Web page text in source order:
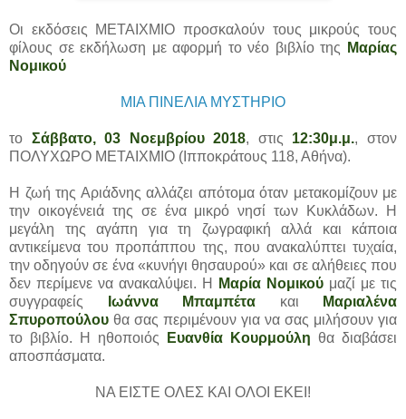
Οι εκδόσεις ΜΕΤΑΙΧΜΙΟ προσκαλούν τους μικρούς τους
φίλους σε εκδήλωση με αφορμή το νέο βιβλίο της
Μαρίας
Νομικού
ΜΙΑ ΠΙΝΕΛΙΑ ΜΥΣΤΗΡΙΟ
το Σάββατο, 03 Νοεμβρίου 2018, στις 12:30μ.μ., στον
ΠΟΛΥΧΩΡΟ ΜΕΤΑΙΧΜΙΟ (Ιπποκράτους 118, Αθήνα).
Η ζωή της Αριάδνης αλλάζει απότομα όταν μετακομίζουν με
την οικογένειά της σε ένα μικρό νησί των Κυκλάδων. Η
μεγάλη της αγάπη για τη ζωγραφική αλλά και κάποια
αντικείμενα του προπάππου της, που ανακαλύπτει τυχαία,
την οδηγούν σε ένα «κυνήγι θησαυρού» και σε αλήθειες που
δεν περίμενε να ανακαλύψει. Η
Μαρία Νομικού μαζί με τις
συγγραφείς
Ιωάννα Μπαμπέτα και
Μαριαλένα
Σπυροπούλου θα σας περιμένουν για να σας μιλήσουν για
το βιβλίο. Η ηθοποιός
Ευανθία Κουρμούλη θα διαβάσει
αποσπάσματα.
ΝΑ ΕΙΣΤΕ ΟΛΕΣ ΚΑΙ ΟΛΟΙ ΕΚΕΙ!